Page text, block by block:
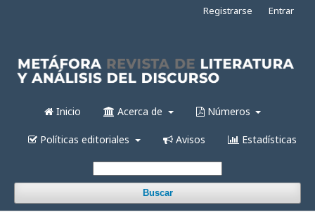
Inicio Acerca de Números
Políticas editoriales Avisos Estadísticas
Buscar
Registrarse Entrar